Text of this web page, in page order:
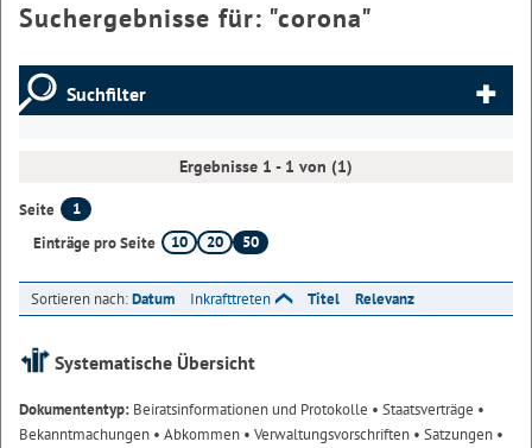
Suchergebnisse für: "corona"
Suchfilter
Ergebnisse 1 - 1 von (1)
Seite
1
Einträge pro Seite
10 20 50
Sortieren nach:Datum Inkrafttreten Titel Relevanz
Systematische Übersicht
Dokumententyp: Beiratsinformationen und Protokolle • Staatsverträge •
Bekanntmachungen • Abkommen • Verwaltungsvorschriften • Satzungen •